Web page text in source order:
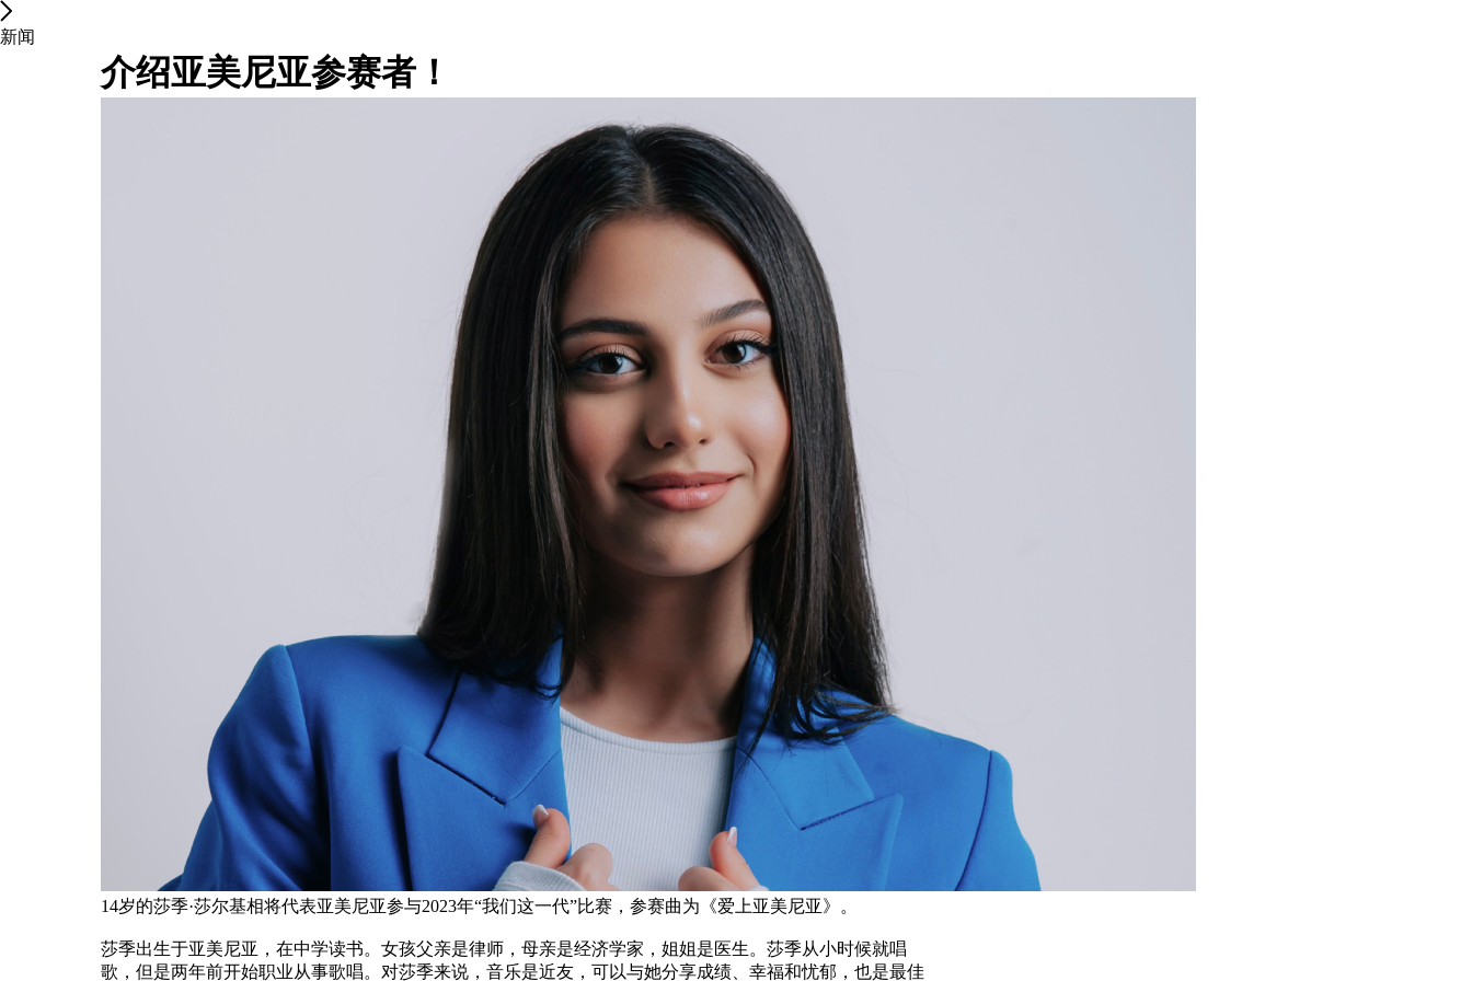
新闻
介绍亚美尼亚参赛者！
14岁的莎季·莎尔基相将代表亚美尼亚参与2023年“我们这一代”比赛，参赛曲为《爱上亚美尼亚》。
莎季出生于亚美尼亚，在中学读书。女孩父亲是律师，母亲是经济学家，姐姐是医生。莎季从小时候就唱
歌，但是两年前开始职业从事歌唱。对莎季来说，音乐是近友，可以与她分享成绩、幸福和忧郁，也是最佳